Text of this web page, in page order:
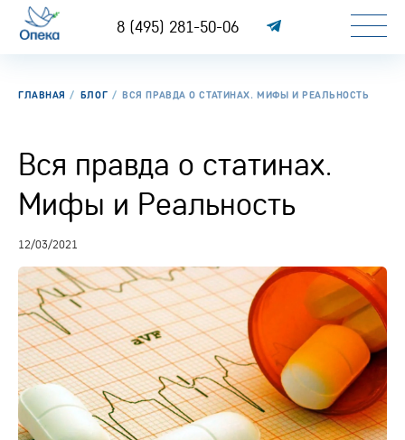
8 (495) 281-50-06
ГЛАВНАЯ БЛОГ ВСЯ ПРАВДА О СТАТИНАХ. МИФЫ И РЕАЛЬНОСТЬ
Вся правда о статинах.
Мифы и Реальность
12/03/2021